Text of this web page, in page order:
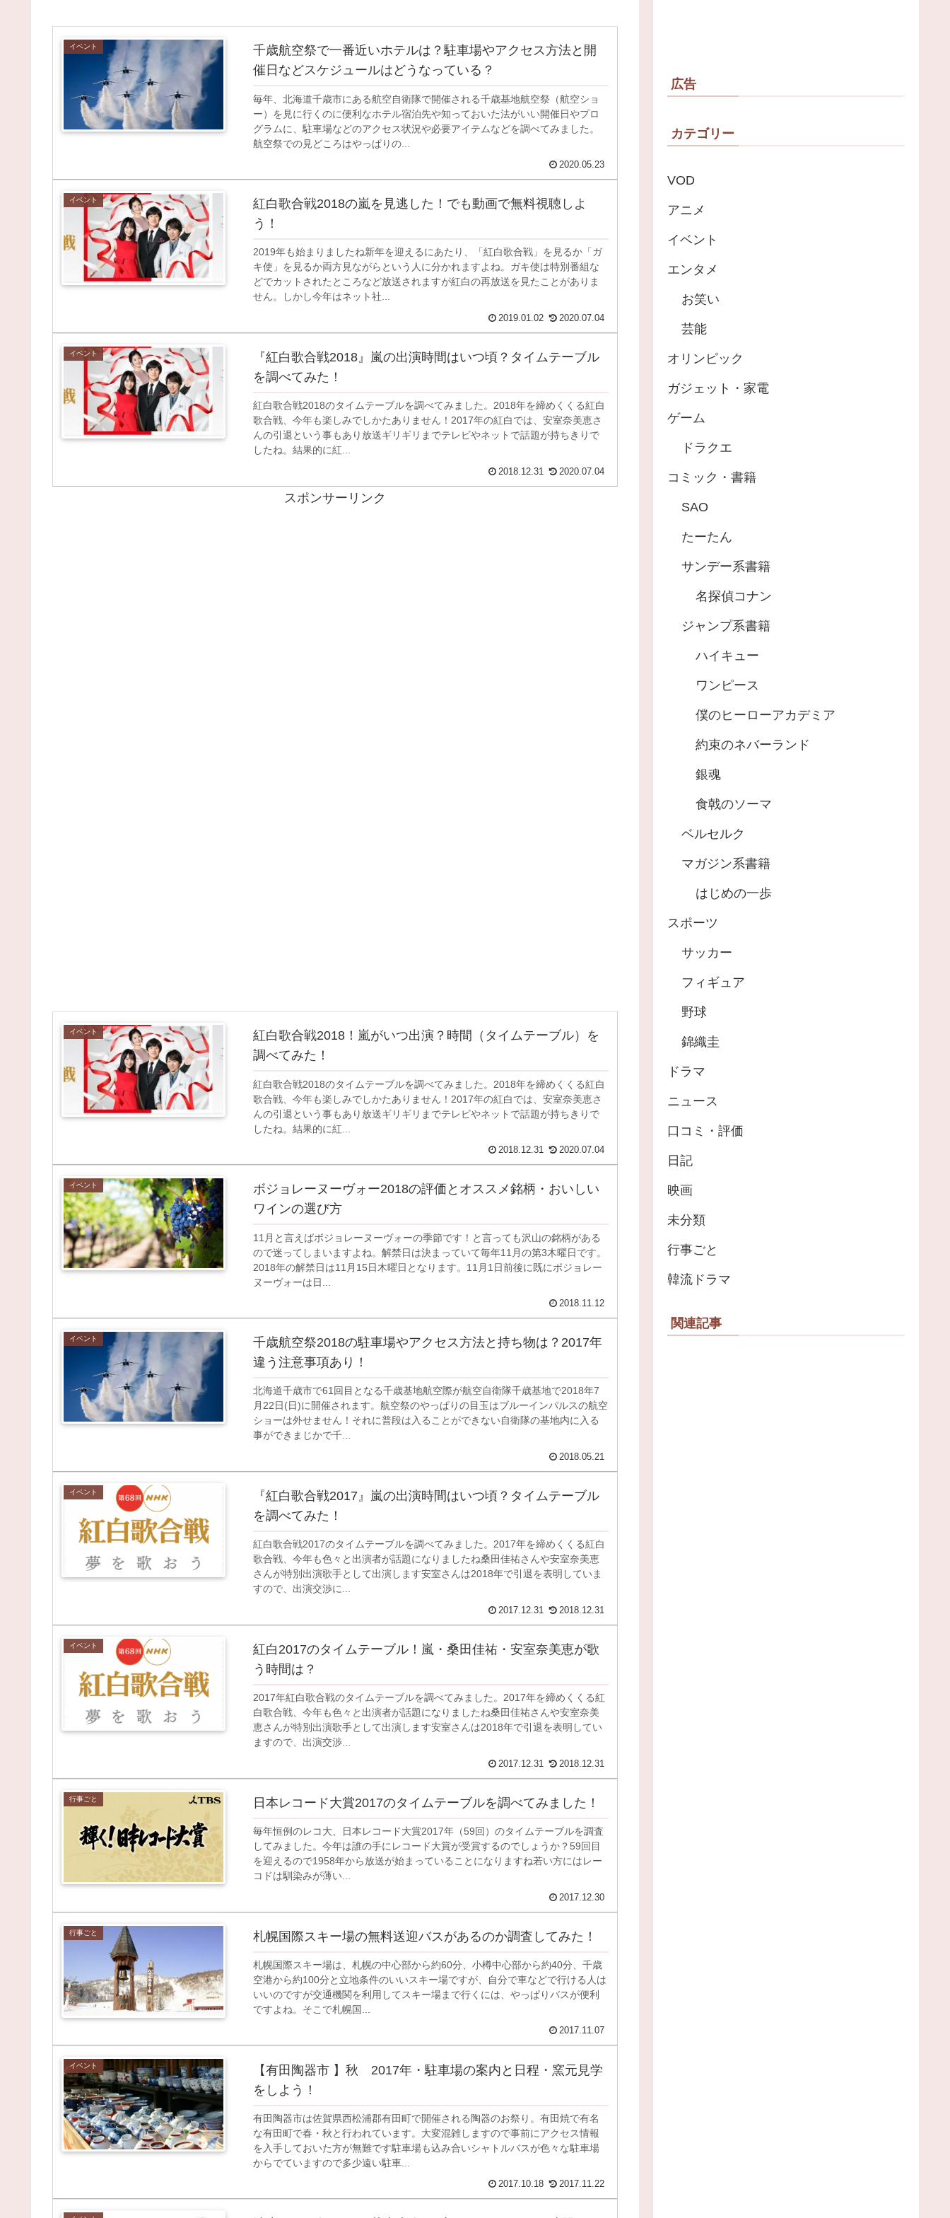
イベント
千歳航空祭で一番近いホテルは？駐車場やアクセス方法と開
催日などスケジュールはどうなっている？
毎年、北海道千歳市にある航空自衛隊で開催される千歳基地航空祭（航空ショ
ー）を見に行くのに便利なホテル宿泊先や知っておいた法がいい開催日やプロ
グラムに、駐車場などのアクセス状況や必要アイテムなどを調べてみました。
航空祭での見どころはやっぱりの...
2020.05.23
イベント
紅白歌合戦2018の嵐を見逃した！でも動画で無料視聴しよ
う！
2019年も始まりましたね新年を迎えるにあたり、「紅白歌合戦」を見るか「ガ
キ使」を見るか両方見ながらという人に分かれますよね。ガキ使は特別番組な
どでカットされたところなど放送されますが紅白の再放送を見たことがありま
せん。しかし今年はネット社...
2019.01.02 2020.07.04
イベント
『紅白歌合戦2018』嵐の出演時間はいつ頃？タイムテーブル
を調べてみた！
紅白歌合戦2018のタイムテーブルを調べてみました。2018年を締めくくる紅白
歌合戦、今年も楽しみでしかたありません！2017年の紅白では、安室奈美恵さ
んの引退という事もあり放送ギリギリまでテレビやネットで話題が持ちきりで
したね。結果的に紅...
2018.12.31 2020.07.04
スポンサーリンク
イベント
紅白歌合戦2018！嵐がいつ出演？時間（タイムテーブル）を
調べてみた！
紅白歌合戦2018のタイムテーブルを調べてみました。2018年を締めくくる紅白
歌合戦、今年も楽しみでしかたありません！2017年の紅白では、安室奈美恵さ
んの引退という事もあり放送ギリギリまでテレビやネットで話題が持ちきりで
したね。結果的に紅...
2018.12.31 2020.07.04
イベント
ボジョレーヌーヴォー2018の評価とオススメ銘柄・おいしい
ワインの選び方
11月と言えばボジョレーヌーヴォーの季節です！と言っても沢山の銘柄がある
ので迷ってしまいますよね。解禁日は決まっていて毎年11月の第3木曜日です。
2018年の解禁日は11月15日木曜日となります。11月1日前後に既にボジョレー
ヌーヴォーは日...
2018.11.12
イベント
千歳航空祭2018の駐車場やアクセス方法と持ち物は？2017年
違う注意事項あり！
北海道千歳市で61回目となる千歳基地航空際が航空自衛隊千歳基地で2018年7
月22日(日)に開催されます。航空祭のやっぱりの目玉はブルーインパルスの航空
ショーは外せません！それに普段は入ることができない自衛隊の基地内に入る
事ができまじかで千...
2018.05.21
イベント
『紅白歌合戦2017』嵐の出演時間はいつ頃？タイムテーブル
を調べてみた！
紅白歌合戦2017のタイムテーブルを調べてみました。2017年を締めくくる紅白
歌合戦、今年も色々と出演者が話題になりましたね桑田佳祐さんや安室奈美恵
さんが特別出演歌手として出演します安室さんは2018年で引退を表明していま
すので、出演交渉に...
2017.12.31 2018.12.31
イベント
紅白2017のタイムテーブル！嵐・桑田佳祐・安室奈美恵が歌
う時間は？
2017年紅白歌合戦のタイムテーブルを調べてみました。2017年を締めくくる紅
白歌合戦、今年も色々と出演者が話題になりましたね桑田佳祐さんや安室奈美
恵さんが特別出演歌手として出演します安室さんは2018年で引退を表明してい
ますので、出演交渉...
2017.12.31 2018.12.31
行事ごと 日本レコード大賞2017のタイムテーブルを調べてみました！
毎年恒例のレコ大、日本レコード大賞2017年（59回）のタイムテーブルを調査
してみました。今年は誰の手にレコード大賞が受賞するのでしょうか？59回目
を迎えるので1958年から放送が始まっていることになりますね若い方にはレー
コドは馴染みが薄い...
2017.12.30
行事ごと 札幌国際スキー場の無料送迎バスがあるのか調査してみた！
札幌国際スキー場は、札幌の中心部から約60分、小樽中心部から約40分、千歳
空港から約100分と立地条件のいいスキー場ですが、自分で車などで行ける人は
いいのですが交通機関を利用してスキー場まで行くには、やっぱりバスが便利
ですよね。そこで札幌国...
2017.11.07
イベント
【有田陶器市 】秋 2017年・駐車場の案内と日程・窯元見学
をしよう！
有田陶器市は佐賀県西松浦郡有田町で開催される陶器のお祭り。有田焼で有名
な有田町で春・秋と行われています。大変混雑しますので事前にアクセス情報
を入手しておいた方が無難です駐車場も込み合いシャトルバスが色々な駐車場
からでていますので多少遠い駐車...
2017.10.18 2017.11.22
広告
カテゴリー
VOD
アニメ
イベント
エンタメ
お笑い
芸能
オリンピック
ガジェット・家電
ゲーム
ドラクエ
コミック・書籍
SAO
たーたん
サンデー系書籍
名探偵コナン
ジャンプ系書籍
ハイキュー
ワンピース
僕のヒーローアカデミア
約束のネバーランド
銀魂
食戟のソーマ
ベルセルク
マガジン系書籍
はじめの一歩
スポーツ
サッカー
フィギュア
野球
錦織圭
ドラマ
ニュース
口コミ・評価
日記
映画
未分類
行事ごと
韓流ドラマ
関連記事